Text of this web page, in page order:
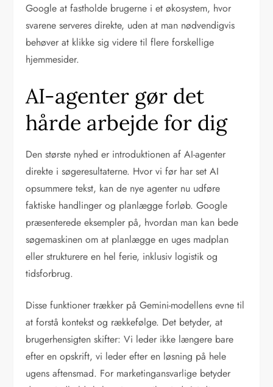
Google at fastholde brugerne i et økosystem, hvor
svarene serveres direkte, uden at man nødvendigvis
behøver at klikke sig videre til flere forskellige
hjemmesider.
AI-agenter gør det
hårde arbejde for dig
Den største nyhed er introduktionen af AI-agenter
direkte i søgeresultaterne. Hvor vi før har set AI
opsummere tekst, kan de nye agenter nu udføre
faktiske handlinger og planlægge forløb. Google
præsenterede eksempler på, hvordan man kan bede
søgemaskinen om at planlægge en uges madplan
eller strukturere en hel ferie, inklusiv logistik og
tidsforbrug.
Disse funktioner trækker på Gemini-modellens evne til
at forstå kontekst og rækkefølge. Det betyder, at
brugerhensigten skifter: Vi leder ikke længere bare
efter en opskrift, vi leder efter en løsning på hele
ugens aftensmad. For marketingansvarlige betyder